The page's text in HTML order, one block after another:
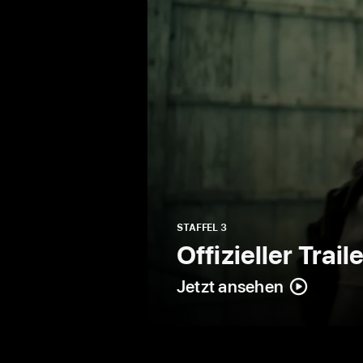
STAFFEL 3
Offizieller
Jetzt ansehen